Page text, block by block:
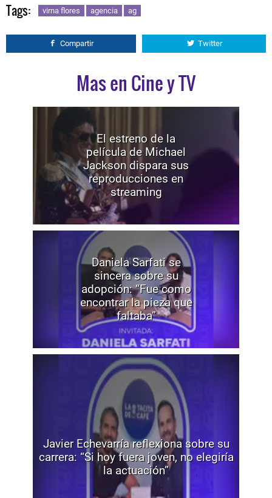
Tags: virna flores agencia ag
Compartir Twitter
Mas en Cine y TV
El estreno de la
película de Michael
Jackson dispara sus
reproducciones en
streaming
Daniela Sarfati se
sincera sobre su
adopción: “Fue como
encontrar la pieza que
faltaba”
Javier Echevarría reflexiona sobre su
carrera: “Si hoy fuera joven, no elegiría
la actuación”